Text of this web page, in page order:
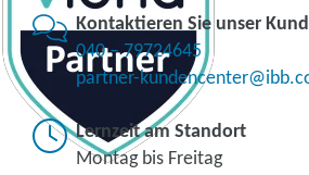
Kontaktieren Sie unser
040 – 79724645
partner-
Lernzeit am Standort
Montag bis Freitag